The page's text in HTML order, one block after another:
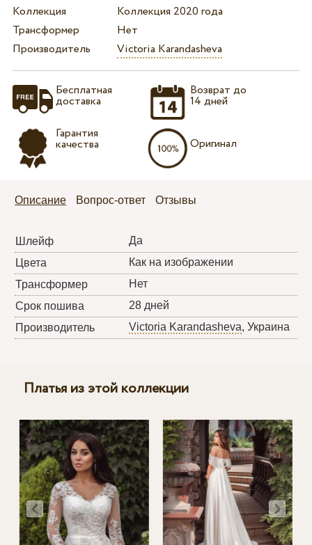
Коллекция
Коллекция 2020 года
Трансформер
Нет
Производитель
Victoria Karandasheva
Бесплатная
доставка
Гарантия
качества
Возврат до
14 дней
Оригинал
Описание Вопрос-ответ Отзывы
Шлейф
Да
Цвета
Как на изображении
Трансформер
Нет
Срок пошива
28 дней
Производитель
Victoria Karandasheva, Украина
Платья из этой коллекции